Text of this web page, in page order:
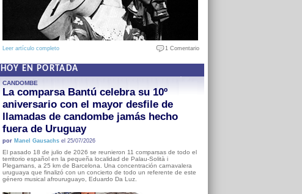
Leer artículo completo 1 Comentario
HOY EN PORTADA
CANDOMBE
La comparsa Bantú celebra su 10º
aniversario con el mayor desfile de
llamadas de candombe jamás hecho
fuera de Uruguay
por Manel Gausachsel 25/07/2026
El pasado 18 de julio de 2026 se reunieron 11 comparsas de todo el
territorio español en la pequeña localidad de Palau-Solità i
Plegamans, a 25 km de Barcelona. Una concentración carnavalera
uruguaya que finalizó con un concierto de todo un referente de este
género musical afrouruguayo, Eduardo Da Luz.